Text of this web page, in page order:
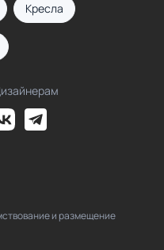
Кресла
и размещение